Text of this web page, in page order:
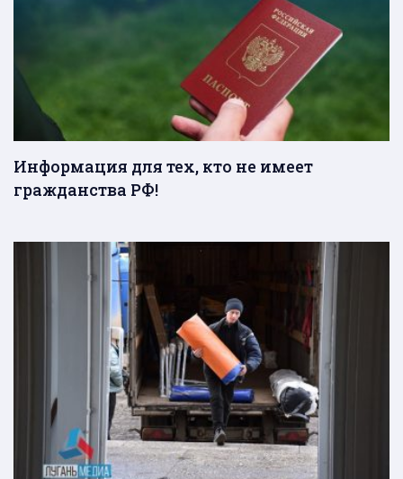
Информация для тех, кто не имеет
гражданства РФ!